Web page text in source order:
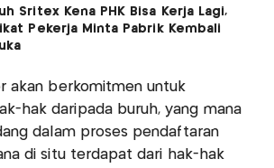
Sritex Kena PHK Bisa Kerja Lagi,
Pekerja Minta Pabrik Kembali
akan berkomitmen untuk
hak daripada buruh, yang mana
dalam proses pendaftaran
di situ terdapat dari hak-hak